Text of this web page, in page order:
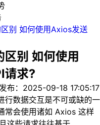
别 如何使用Axios发送
别 如何使用
请求?
布： 2025-09-18 17:05:17
行数据交互是不可或缺的一
常会使用诸如 Axios 这样